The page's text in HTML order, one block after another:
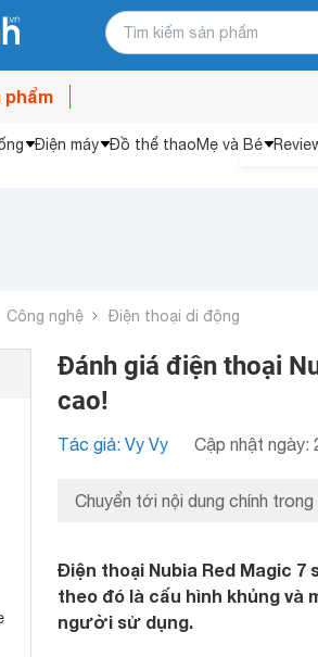
phẩm
Điện máy Đồ thể thaoMẹ và Bé
Công nghệ Điện thoại di động
Đánh giá điện thoại
cao!
Tác giả: Vy Vy Cập nhật ngày:
Chuyển tới nội dung chính trong
Điện thoại Nubia Red Magic
theo đó là cấu hình khủng và
người sử dụng.